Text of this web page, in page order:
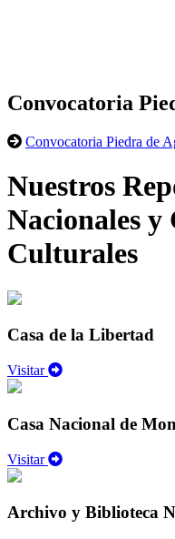
Convocatoria
Convocatoria Piedra de
Nuestros
Nacionales y
Culturales
Casa de la Libertad
Visitar
Casa Nacional de
Visitar
Archivo y Biblioteca